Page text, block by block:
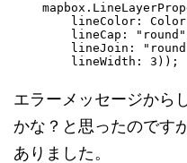
lineColor:
lineCap:
lineJoin:
        lineWidth: 3));
エラーメッセージから
かな？と思ったのです
ありました。